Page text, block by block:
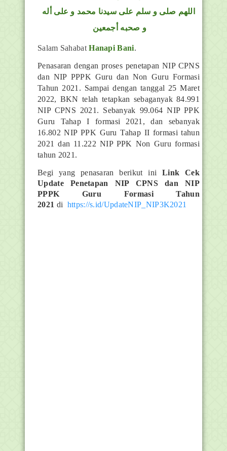
اللهم صلى و سلم على سيدنا محمد و على أله
و صحبه أجمعين
Salam Sahabat Hanapi Bani.
Penasaran dengan proses penetapan NIP CPNS
dan NIP PPPK Guru dan Non Guru Formasi
Tahun 2021. Sampai dengan tanggal 25 Maret
2022, BKN telah tetapkan sebaganyak 84.991
NIP CPNS 2021. Sebanyak 99.064 NIP PPK
Guru Tahap I formasi 2021, dan sebanyak
16.802 NIP PPK Guru Tahap II formasi tahun
2021 dan 11.222 NIP PPK Non Guru formasi
tahun 2021.
Begi yang penasaran berikut iniLink Cek
Update Penetapan NIP CPNS dan NIP
PPPK Guru Formasi Tahun
2021 di https://s.id/UpdateNIP_NIP3K2021